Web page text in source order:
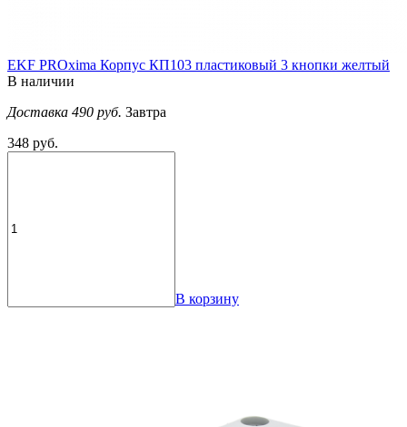
EKF PROxima Корпус КП103 пластиковый 3 кнопки желтый
В наличии
Доставка 490 руб. Завтра
348 руб.
В корзину